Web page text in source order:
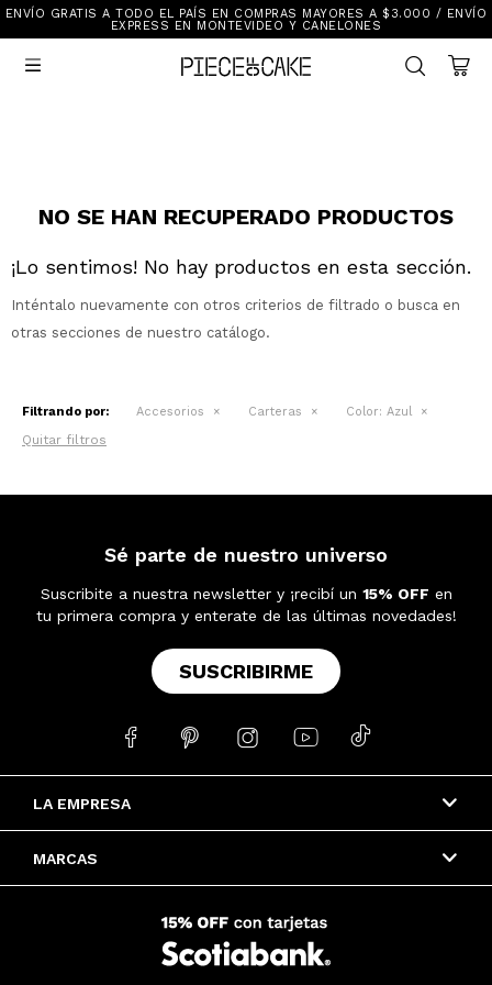
ENVÍO GRATIS A TODO EL PAÍS EN COMPRAS MAYORES A $3.000 / ENVÍO
EXPRESS EN MONTEVIDEO Y CANELONES

NO SE HAN RECUPERADO PRODUCTOS
¡Lo sentimos! No hay productos en esta sección.
Inténtalo nuevamente con otros criterios de filtrado o busca en
otras secciones de nuestro catálogo.
Filtrando por: Accesorios Carteras Color: Azul
Quitar filtros
LA EMPRESA
MARCAS
Sé parte de nuestro universo
Suscribite a nuestra newsletter y ¡recibí un 15% OFF en
tu primera compra y enterate de las últimas novedades!
SUSCRIBIRME
    
Sale
New In
Ver Todo
Vestimenta